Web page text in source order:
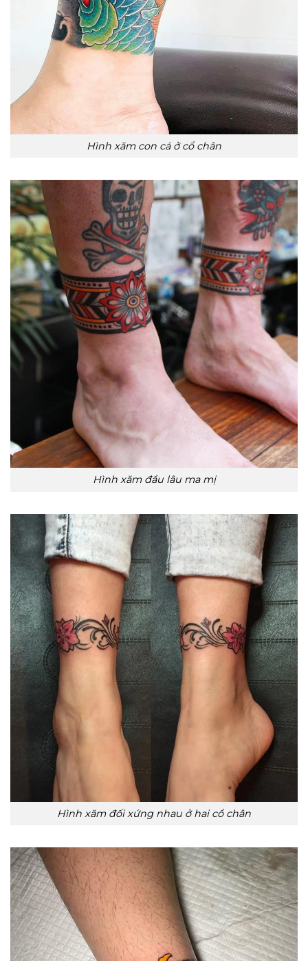
Hình xăm con cá ở cổ chân
Hình xăm đầu lâu ma mị
Hình xăm đối xứng nhau ở hai cổ chân